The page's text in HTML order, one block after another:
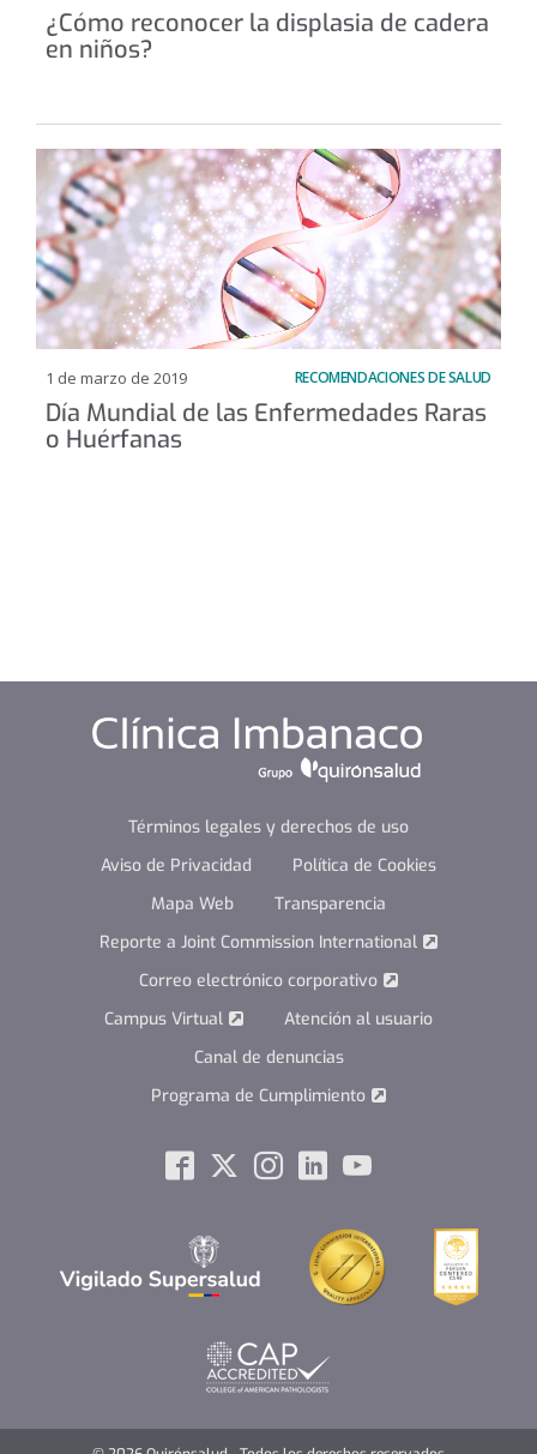
¿Cómo reconocer la displasia de cadera
en niños?
1 de marzo de 2019 RECOMENDACIONES DE SALUD
Día Mundial de las Enfermedades Raras
o Huérfanas
Términos legales y derechos de uso
Aviso de Privacidad
Política de Cookies
Mapa Web
Transparencia
Reporte a Joint Commission International
Correo electrónico corporativo
Campus Virtual
Atención al usuario
Canal de denuncias
Programa de Cumplimiento